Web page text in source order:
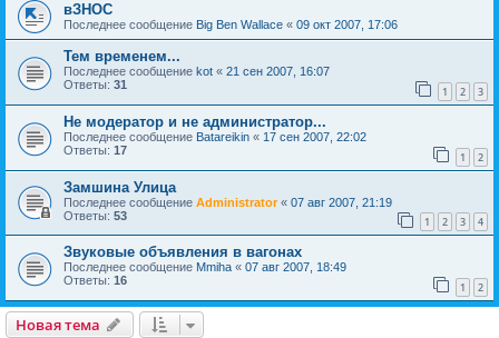
вЗНОС
Последнее сообщение Big Ben Wallace « 09 окт 2007, 17:06
Тем временем...
Последнее сообщение kot « 21 сен 2007, 16:07
Ответы: 31 1 2 3
Не модератор и не администратор...
Последнее сообщение Batareikin « 17 сен 2007, 22:02
Ответы: 17 1 2
Замшина Улица
Последнее сообщение Administrator« 07 авг 2007, 21:19
Ответы: 53 1 2 3 4
Звуковые объявления в вагонах
Последнее сообщение Mmiha « 07 авг 2007, 18:49
Ответы: 16 1 2
Новая тема